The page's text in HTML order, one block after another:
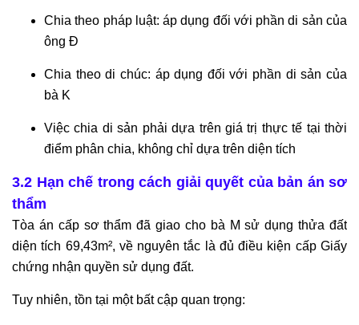
Chia theo pháp luật: áp dụng đối với phần di sản của
ông Đ
Chia theo di chúc: áp dụng đối với phần di sản của
bà K
Việc chia di sản phải dựa trên giá trị thực tế tại thời
điểm phân chia, không chỉ dựa trên diện tích
3.2 Hạn chế trong cách giải quyết của bản án sơ
thẩm
Tòa án cấp sơ thẩm đã giao cho bà M sử dụng thửa đất
diện tích 69,43m², về nguyên tắc là đủ điều kiện cấp Giấy
chứng nhận quyền sử dụng đất.
Tuy nhiên, tồn tại một bất cập quan trọng: